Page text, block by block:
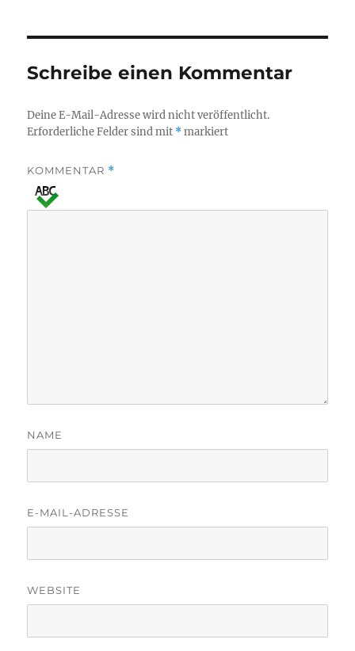
Schreibe einen Kommentar
Deine E-Mail-Adresse wird nicht veröffentlicht.
Erforderliche Felder sind mit *markiert
KOMMENTAR *
NAME
E-MAIL-ADRESSE
WEBSITE